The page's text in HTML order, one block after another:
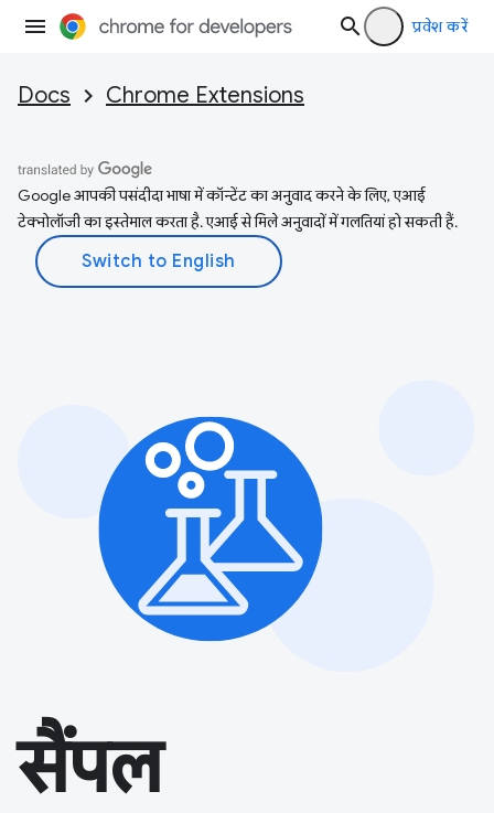
प्रवेश करें
Docs Chrome Extensions
Google आपकी पसंदीदा भाषा में कॉन्टेंट का अनुवाद करने के लिए, एआई
टेक्नोलॉजी का इस्तेमाल करता है. एआई से मिले अनुवादों में गलतियां हो सकती हैं.
सैंपल